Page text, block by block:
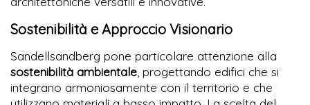
Sostenibilità e Approccio Visionario
Sandellsandberg pone particolare attenzione alla
sostenibilità ambientale , progettando edifici che si
integrano armoniosamente con il territorio e che